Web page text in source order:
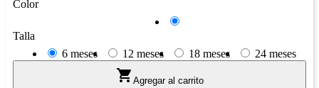
Color
Talla
6 meses
12 meses 18 meses 24 meses
 Agregar al carrito